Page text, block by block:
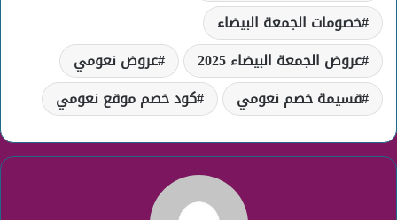
خصومات الجمعة البيضاء
عروض الجمعة البيضاء 2025
عروض نعومي
قسيمة خصم نعومي
كود خصم موقع نعومي